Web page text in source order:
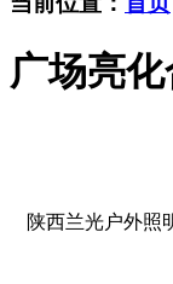
广场亮
陕西兰光户外照